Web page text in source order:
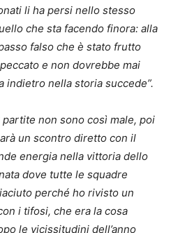
li ha persi nello stesso
che sta facendo finora: alla
falso che è stato frutto
e non dovrebbe mai
indietro nella storia succede”.
partite non sono così male, poi
un scontro diretto con il
energia nella vittoria dello
dove tutte le squadre
perché ho rivisto un
i tifosi, che era la cosa
le vicissitudini dell’anno